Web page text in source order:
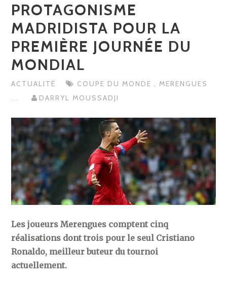
PROTAGONISME
MADRIDISTA POUR LA
PREMIÈRE JOURNÉE DU
MONDIAL
ACTUALITÉ COUPE DU MONDE , MERENGUES
...
DARRYL MOUSSADJI
Les joueurs Merengues comptent cinq
réalisations dont trois pour le seul Cristiano
Ronaldo, meilleur buteur du tournoi
actuellement.